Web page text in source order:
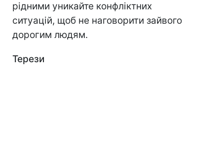
рідними уникайте конфліктних
ситуацій, щоб не наговорити зайвого
дорогим людям.
Терези